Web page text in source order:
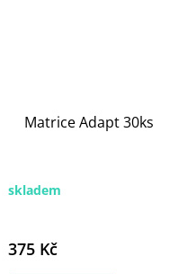
Matrice Adapt 30ks
skladem
375 Kč